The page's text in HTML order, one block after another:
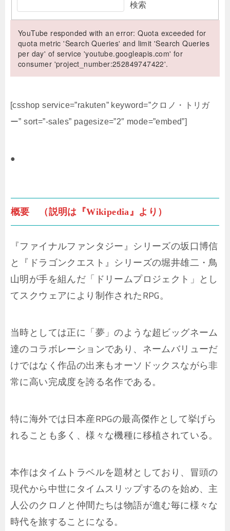
検索
YouTube responded with an error: Quota exceeded for
quota metric 'Search Queries' and limit 'Search Queries
per day' of service 'youtube.googleapis.com' for
consumer 'project_number:252849747422'.
[csshop service=”rakuten” keyword=”クロノ・トリガ
ー” sort=”-sales” pagesize=”2″ mode=”embed”]
●
概要 （説明は『Wikipedia』より）
『ファイナルファンタジー』シリーズの坂口博信
と『ドラゴンクエスト』シリーズの堀井雄二・鳥
山明が手を組んだ「ドリームプロジェクト」とし
てスクウェアにより制作されたRPG。
当時としては正に「夢」のような超ビッグネーム
達のコラボレーションであり、ネームバリューだ
けではなく作品の出来もオーソドックスながら非
常に高い完成度を誇る名作である。
特に海外では日本産RPGの最高傑作として挙げら
れることも多く、様々な機種に移植されている。
本作はタイムトラベルを題材としており、冒頭の
現代から中世にタイムスリップするのを始め、主
人公のクロノと仲間たちは物語が進む毎に様々な
時代を旅することになる。